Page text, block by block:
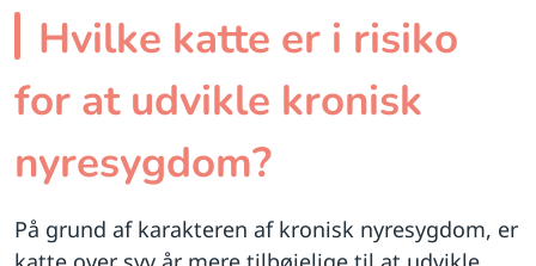
Hvilke katte er i risiko
for at udvikle kronisk
nyresygdom?
På grund af karakteren af kronisk nyresygdom, er